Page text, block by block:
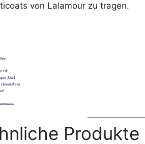
von Lalamour zu tragen.
BV
1324
Heemskerk
Produkte